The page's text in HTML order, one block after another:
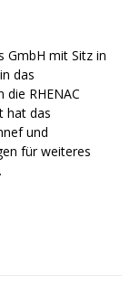
GmbH mit Sitz in
das
RHENAC
hat das
und
für weiteres